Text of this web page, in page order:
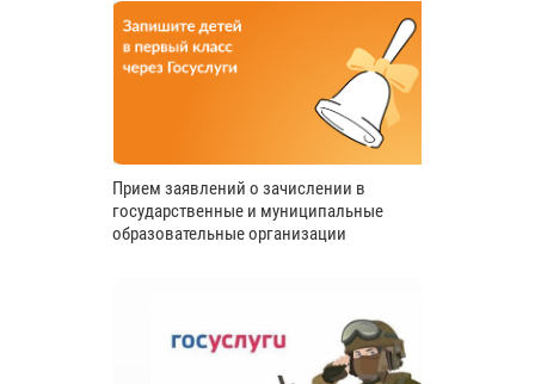
Прием заявлений о зачислении в
государственные и муниципальные
образовательные организации